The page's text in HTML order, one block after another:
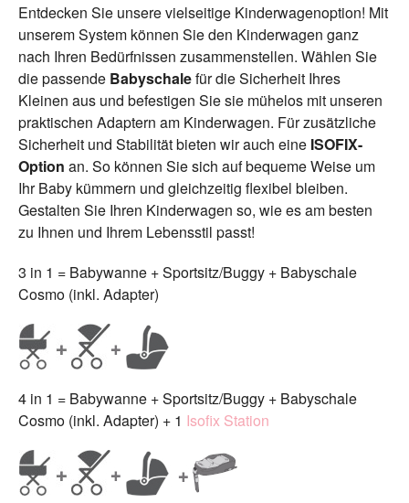
Entdecken Sie unsere vielseitige Kinderwagenoption! Mit
unserem System können Sie den Kinderwagen ganz
nach Ihren Bedürfnissen zusammenstellen. Wählen Sie
die passende Babyschalefür die Sicherheit Ihres
Kleinen aus und befestigen Sie sie mühelos mit unseren
praktischen Adaptern am Kinderwagen. Für zusätzliche
Sicherheit und Stabilität bieten wir auch eine ISOFIX-
Option an. So können Sie sich auf bequeme Weise um
Ihr Baby kümmern und gleichzeitig flexibel bleiben.
Gestalten Sie Ihren Kinderwagen so, wie es am besten
zu Ihnen und Ihrem Lebensstil passt!
3 in 1 = Babywanne + Sportsitz/Buggy + Babyschale
Cosmo (inkl. Adapter)
4 in 1 = Babywanne + Sportsitz/Buggy + Babyschale
Cosmo (inkl. Adapter) + 1 Isofix Station